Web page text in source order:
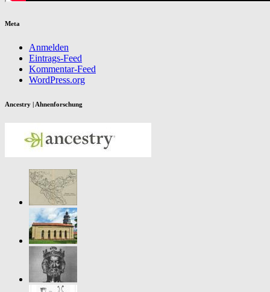
Meta
Anmelden
Eintrags-Feed
Kommentar-Feed
WordPress.org
Ancestry | Ahnenforschung